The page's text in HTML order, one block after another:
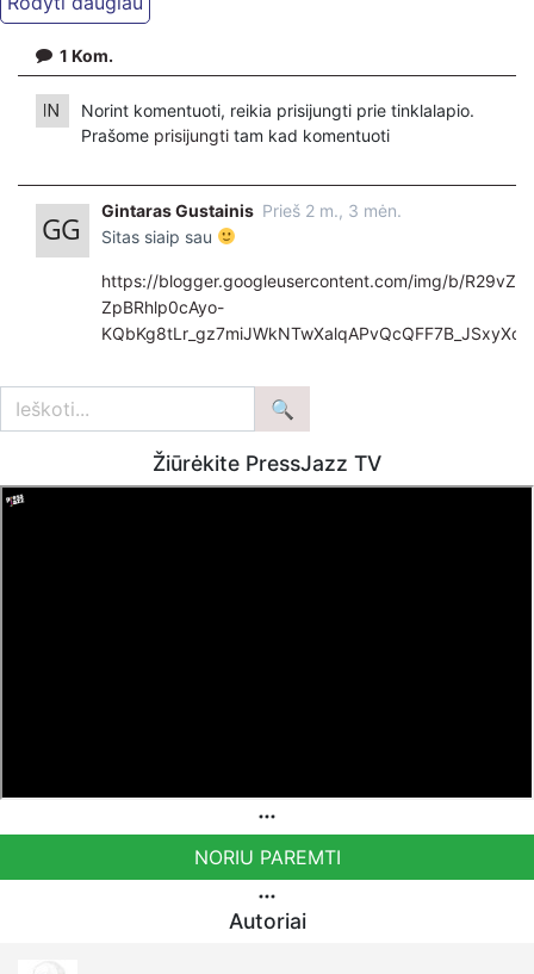
Ekspertai.eu Telegram'e – https://t.me/ekspertaiTelegram
https://www.ekspertai.eu
Mūsų veikla galima tik dėka skaitytojų ir žiūrovų, mus
https://www.paypal.com/paypalme/Ekspertaieu?
locale.x=en_US
1 Kom.
Norint komentuoti, reikia prisijungti prie tinklalapio.
Prašome prisijungti tam kad komentuoti
Gintaras Gustainis Prieš 2 m., 3 mėn.
Sitas siaip sau
https://blogger.googleusercontent.com/img/b/
ZpBRhlp0cAyo-
Žiūrėkite PressJazz TV
NORIU PAREMTI
Autoriai